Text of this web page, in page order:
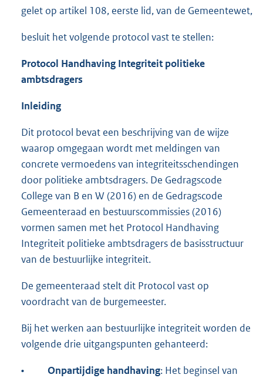
gelet op artikel 108, eerste lid, van de Gemeentewet,
besluit het volgende protocol vast te stellen:
Protocol Handhaving Integriteit politieke
ambtsdragers
Inleiding
Dit protocol bevat een beschrijving van de wijze
waarop omgegaan wordt met meldingen van
concrete vermoedens van integriteitsschendingen
door politieke ambtsdragers. De Gedragscode
College van B en W (2016) en de Gedragscode
Gemeenteraad en bestuurscommissies (2016)
vormen samen met het Protocol Handhaving
Integriteit politieke ambtsdragers de basisstructuur
van de bestuurlijke integriteit.
De gemeenteraad stelt dit Protocol vast op
voordracht van de burgemeester.
Bij het werken aan bestuurlijke integriteit worden de
volgende drie uitgangspunten gehanteerd:
• Onpartijdige handhaving: Het beginsel van